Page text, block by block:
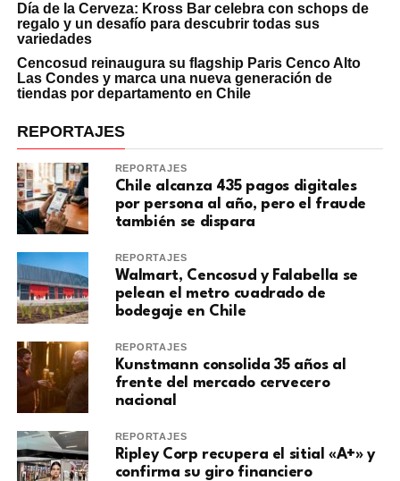
Día de la Cerveza: Kross Bar celebra con schops de
regalo y un desafío para descubrir todas sus
variedades
Cencosud reinaugura su flagship Paris Cenco Alto
Las Condes y marca una nueva generación de
tiendas por departamento en Chile
REPORTAJES
REPORTAJES
Chile alcanza 435 pagos digitales
por persona al año, pero el fraude
también se dispara
REPORTAJES
Walmart, Cencosud y Falabella se
pelean el metro cuadrado de
bodegaje en Chile
REPORTAJES
Kunstmann consolida 35 años al
frente del mercado cervecero
nacional
REPORTAJES
Ripley Corp recupera el sitial «A+» y
confirma su giro financiero